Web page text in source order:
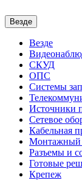
Везде
Везде
СКУД
ОПС
Системы
Источники
Сетевое
Кабельная
Монтажный
Разъемы и
Готовые
Крепеж